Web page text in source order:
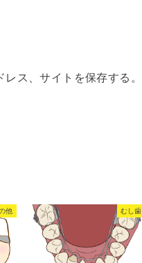
ス、サイトを保存する。
他 むし歯